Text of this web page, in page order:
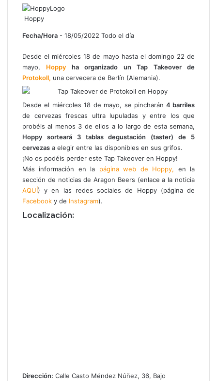
Hoppy
Fecha/Hora - 18/05/2022 Todo el día
Desde el miércoles 18 de mayo hasta el domingo 22 de
mayo, Hoppy ha organizado un Tap Takeover de
Protokoll, una cervecera de Berlín (Alemania).
Desde el miércoles 18 de mayo, se pincharán 4 barriles
de cervezas frescas ultra lupuladas y entre los que
probéis al menos 3 de ellos a lo largo de esta semana,
Hoppy sorteará 3 tablas degustación (taster) de 5
cervezas a elegir entre las disponibles en sus grifos.
¡No os podéis perder este Tap Takeover en Hoppy!
Más información en la página web de Hoppy, en la
sección de noticias de Aragon Beers (enlace a la noticia
AQUÍ) y en las redes sociales de Hoppy (página de
Facebook y de Instagram).
Localización:
Dirección: Calle Casto Méndez Núñez, 36, Bajo